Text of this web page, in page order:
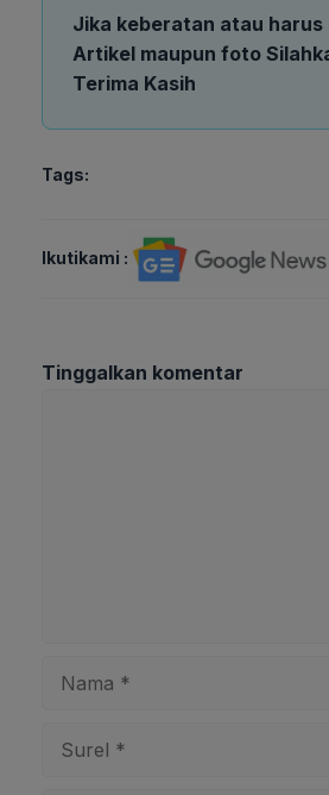
Jika keberatan atau harus
Artikel maupun foto
Terima Kasih
Tags:
Ikutikami :
Tinggalkan komentar